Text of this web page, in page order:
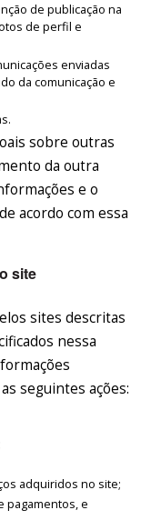
de publicação na
de perfil e
enviadas
da comunicação e
sobre outras
da outra
e o
acordo com essa
site
sites descritas
nessa
seguintes ações:
adquiridos no site;
pagamentos, e